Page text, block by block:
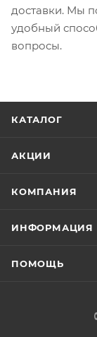
доставки. Мы
удобный
вопросы.
КАТАЛОГ
АКЦИИ
КОМПАНИЯ
ИНФОРМАЦИЯ
ПОМОЩЬ